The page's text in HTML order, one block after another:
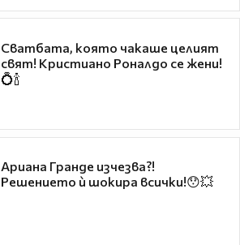
Сватбата, която чакаше целият
свят! Кристиано Роналдо се жени!
💍🍾
Ариана Гранде изчезва?!
Решението ѝ шокира всички!😯💥